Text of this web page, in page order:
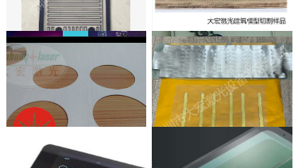
联